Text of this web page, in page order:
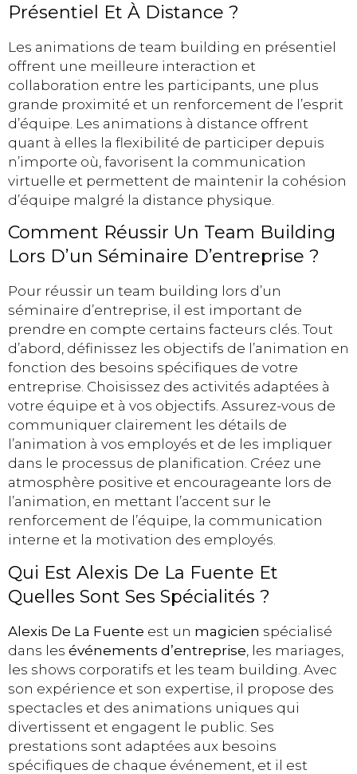
Présentiel Et À Distance ?
Les animations de team building en présentiel
offrent une meilleure interaction et
collaboration entre les participants, une plus
grande proximité et un renforcement de l’esprit
d’équipe. Les animations à distance offrent
quant à elles la flexibilité de participer depuis
n’importe où, favorisent la communication
virtuelle et permettent de maintenir la cohésion
d’équipe malgré la distance physique.
Comment Réussir Un Team Building
Lors D’un Séminaire D’entreprise ?
Pour réussir un team building lors d’un
séminaire d’entreprise, il est important de
prendre en compte certains facteurs clés. Tout
d’abord, définissez les objectifs de l’animation en
fonction des besoins spécifiques de votre
entreprise. Choisissez des activités adaptées à
votre équipe et à vos objectifs. Assurez-vous de
communiquer clairement les détails de
l’animation à vos employés et de les impliquer
dans le processus de planification. Créez une
atmosphère positive et encourageante lors de
l’animation, en mettant l’accent sur le
renforcement de l’équipe, la communication
interne et la motivation des employés.
Qui Est Alexis De La Fuente Et
Quelles Sont Ses Spécialités ?
Alexis De La Fuente est un magicien spécialisé
dans les événements d’entreprise , les mariages,
les shows corporatifs et les team building. Avec
son expérience et son expertise, il propose des
spectacles et des animations uniques qui
divertissent et engagent le public. Ses
prestations sont adaptées aux besoins
spécifiques de chaque événement, et il est